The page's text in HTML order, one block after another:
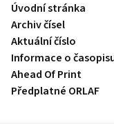
Úvodní stránka
Archiv čísel
Aktuální číslo
Informace o
Ahead Of Print
Předplatné ORLAF